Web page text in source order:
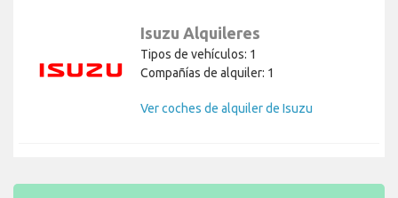
Isuzu Alquileres
Tipos de vehículos: 1
Compañías de alquiler: 1
Ver coches de alquiler de Isuzu